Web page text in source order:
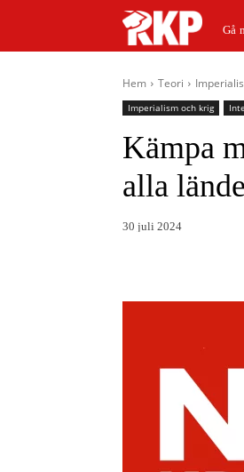
Gå
Hem Teori
Imperialism och krig
Kämpa
alla
30 juli 2024